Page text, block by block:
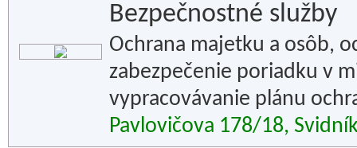
Bezpečnostné služby
Ochrana majetku a osôb,
zabezpečenie poriadku v
vypracovávanie plánu
Pavlovičova 178/18,